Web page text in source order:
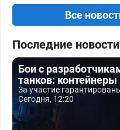
Все
Последние новости
Бои с
танков: контейнеры
За участие
Сегодня, 12:20